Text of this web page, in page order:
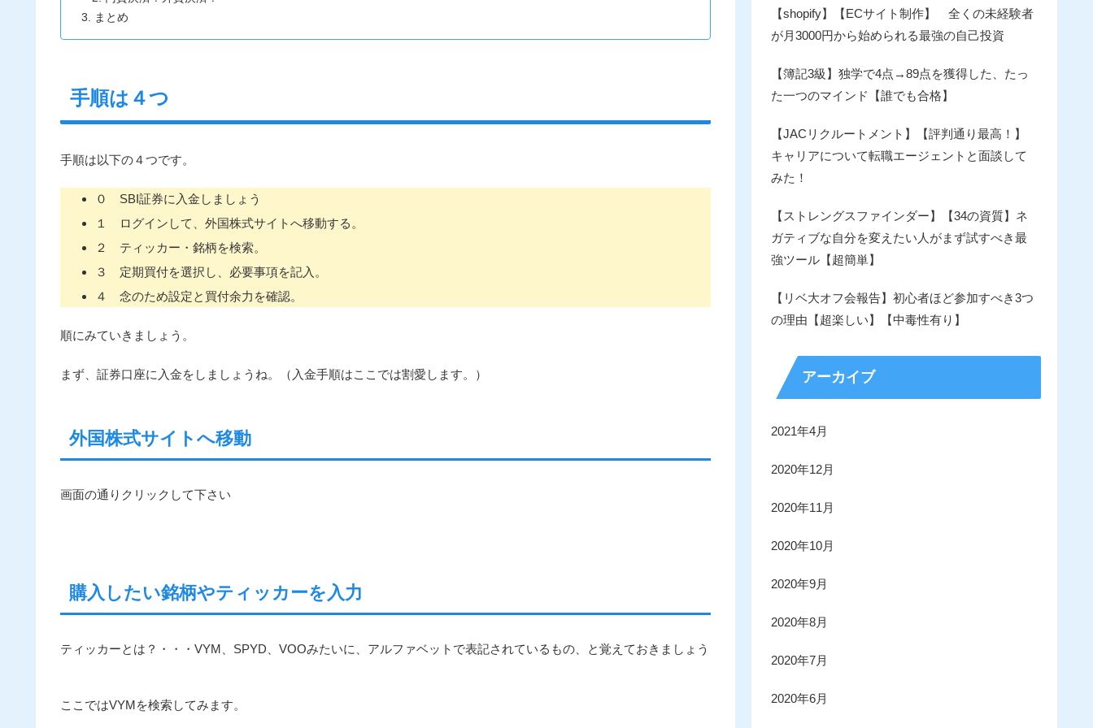
まとめ
手順は４つ
手順は以下の４つです。
０ SBI証券に入金しましょう
１ ログインして、外国株式サイトへ移動する。
２ ティッカー・銘柄を検索。
３ 定期買付を選択し、必要事項を記入。
４ 念のため設定と買付余力を確認。
順にみていきましょう。
まず、証券口座に入金をしましょうね。（入金手順はここでは割愛します。）
外国株式サイトへ移動
画面の通りクリックして下さい
購入したい銘柄やティッカーを入力
ティッカーとは？・・・VYM、SPYD、VOOみたいに、アルファベットで表記されているもの、と覚えておきましょう
ここではVYMを検索してみます。
【shopify】【ECサイト制作】 全くの未経験者
が月3000円から始められる最強の自己投資
【簿記3級】独学で4点→89点を獲得した、たっ
た一つのマインド【誰でも合格】
【JACリクルートメント】【評判通り最高！】
キャリアについて転職エージェントと面談して
みた！
【ストレングスファインダー】【34の資質】ネ
ガティブな自分を変えたい人がまず試すべき最
強ツール【超簡単】
【リベ大オフ会報告】初心者ほど参加すべき3つ
の理由【超楽しい】【中毒性有り】
アーカイブ
2021年4月
2020年12月
2020年11月
2020年10月
2020年9月
2020年8月
2020年7月
2020年6月